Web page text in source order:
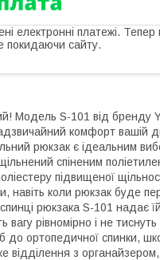
електронні платежі.
покидаючи сайту.
Модель S-101 від бренду
комфорт вашій
рюкзак є ідеальним
спіненим
підвищеної
навіть коли рюкзак буде
рюкзака S-101 надає
вагу рівномірно і не
ортопедичної спинки,
відділення з